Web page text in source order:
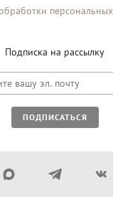
Подписка на рассылку
ПОДПИСАТЬСЯ